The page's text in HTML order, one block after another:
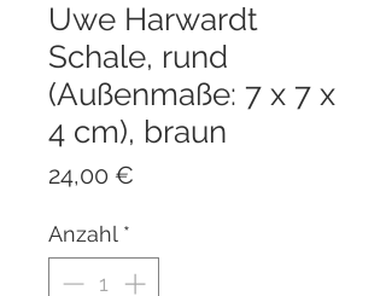
Uwe Harwardt
Schale, rund
(Außenmaße: 7 x 7 x
4 cm), braun
24,00 €
Anzahl *